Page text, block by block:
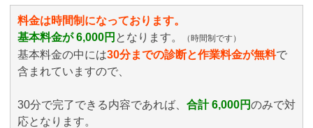
料金は時間制になっております。
基本料金が 6,000円 となります。 （時間制です）
基本料金の中には30分までの診断と作業料金が無料で
含まれていますので、
30分で完了できる内容であれば、 合計 6,000円のみで対
応となります。